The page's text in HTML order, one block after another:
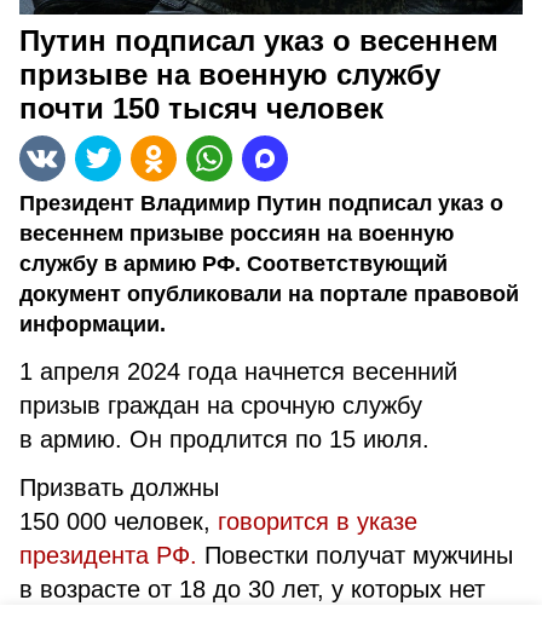
Путин подписал указ о весеннем
призыве на военную службу
почти 150 тысяч человек
Президент Владимир Путин подписал указ о
весеннем призыве россиян на военную
службу в армию РФ. Соответствующий
документ опубликовали на портале правовой
информации.
1 апреля 2024 года начнется весенний
призыв граждан на срочную службу
в армию. Он продлится по 15 июля.
Призвать должны
150 000 человек, говорится в указе
президента РФ. Повестки получат мужчины
в возрасте от 18 до 30 лет, у которых нет